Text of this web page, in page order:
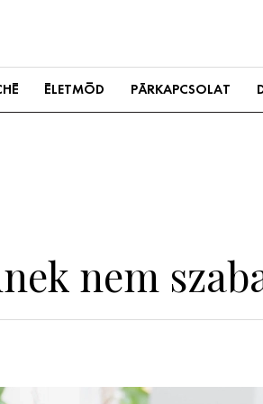
ÉLETMÓD PÁRKAPCSOLAT
nem